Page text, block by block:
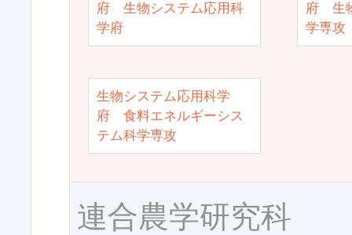
府 生物システム応用科
学府
府 生
学専攻
生物システム応用科学
府 食料エネルギーシス
テム科学専攻
連合農学研究科